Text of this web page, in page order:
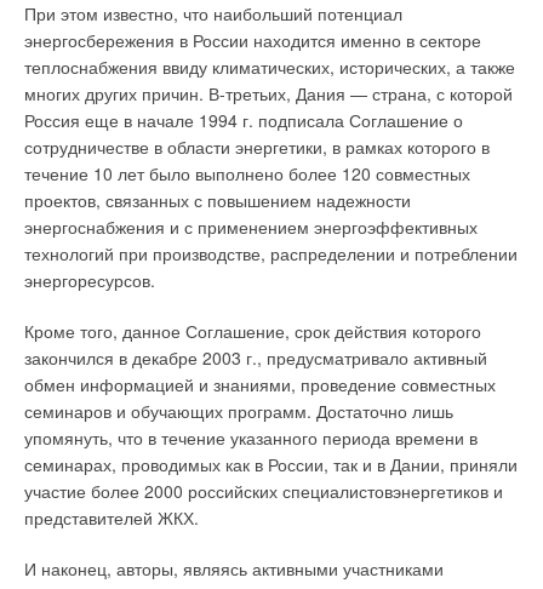
При этом известно, что наибольший потенциал
энергосбережения в России находится именно в секторе
теплоснабжения ввиду климатических, исторических, а также
многих других причин. В-третьих, Дания — страна, с которой
Россия еще в начале 1994 г. подписала Соглашение о
сотрудничестве в области энергетики, в рамках которого в
течение 10 лет было выполнено более 120 совместных
проектов, связанных с повышением надежности
энергоснабжения и с применением энергоэффективных
технологий при производстве, распределении и потреблении
энергоресурсов.
Кроме того, данное Соглашение, срок действия которого
закончился в декабре 2003 г., предусматривало активный
обмен информацией и знаниями, проведение совместных
семинаров и обучающих программ. Достаточно лишь
упомянуть, что в течение указанного периода времени в
семинарах, проводимых как в России, так и в Дании, приняли
участие более 2000 российских специалистовэнергетиков и
представителей ЖКХ.
И наконец, авторы, являясь активными участниками
соответствующую экспертизу. Если в результате экспертизы
будет установлено, что радиатор лопнул в результате
заводского брака, необходимо будет обратиться с
претензией о добровольном возмещении причиненного
ущерба в досудебном порядке к изготовителю данного
оборудования. В соответствии с п. 1 ст. 7 Закона
потребитель имеет право на то, чтобы при обычных
условиях его использования, хранения, транспортировки и
утилизации был безопасен для жизни, здоровья
потребителя, окружающей среды, а также не причинял вред
имуществу потребителя. Вред, причиненный жизни,
конструктивных, производственных, рецептурных или иных
недостатков товара, подлежит возмещению в полном
объеме (ст. 14 Закона).
Вред, причиненный жизни, здоровью или имуществу
потребителя, подлежит возмещению, если вред причинен в
течение установленного срока службы или срока годности
товара. Таким образом, следует обратиться к изготовителю
Требования потребителя о возмещении убытков,